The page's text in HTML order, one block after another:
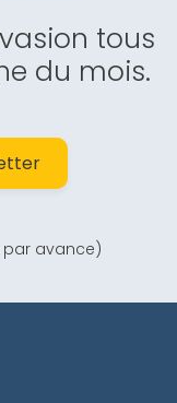
tous
du mois.
par avance)